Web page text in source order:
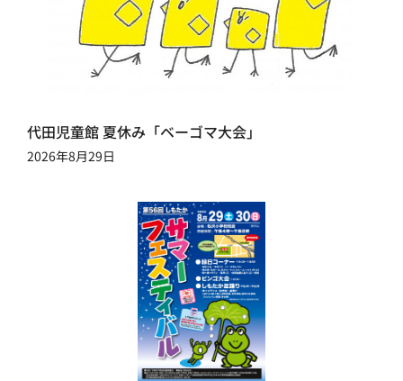
代田児童館 夏休み「ベーゴマ大会」
2026年8月29日